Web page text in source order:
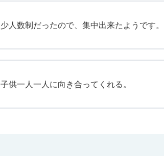
少人数制だったので、集中出来たようです。
子供一人一人に向き合ってくれる。